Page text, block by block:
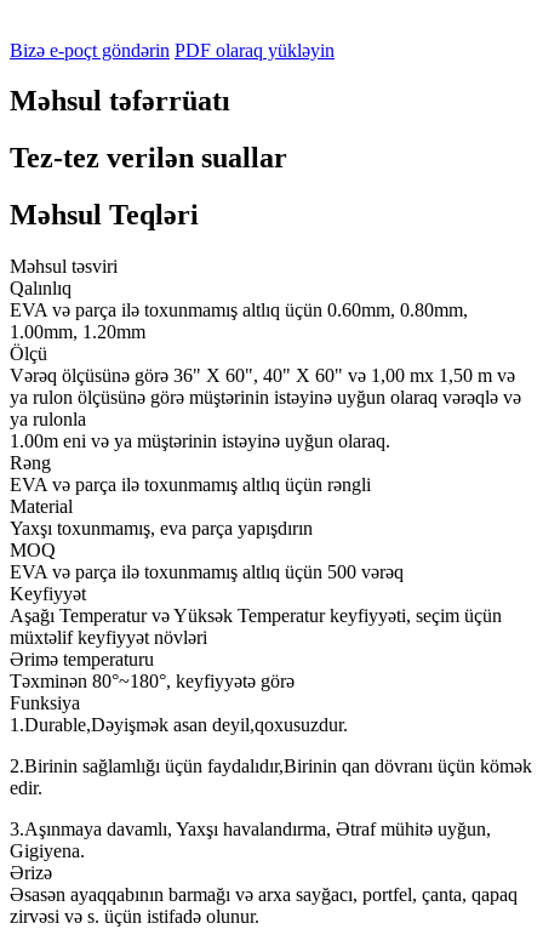
Bizə e-poçt göndərin PDF olaraq yükləyin
Məhsul təfərrüatı
Tez-tez verilən suallar
Məhsul Teqləri
Məhsul təsviri
Qalınlıq
EVA və parça ilə toxunmamış altlıq üçün 0.60mm, 0.80mm,
1.00mm, 1.20mm
Ölçü
Vərəq ölçüsünə görə 36" X 60", 40" X 60" və 1,00 mx 1,50 m və
ya rulon ölçüsünə görə müştərinin istəyinə uyğun olaraq vərəqlə və
ya rulonla
1.00m eni və ya müştərinin istəyinə uyğun olaraq.
Rəng
EVA və parça ilə toxunmamış altlıq üçün rəngli
Material
Yaxşı toxunmamış, eva parça yapışdırın
MOQ
EVA və parça ilə toxunmamış altlıq üçün 500 vərəq
Keyfiyyət
Aşağı Temperatur və Yüksək Temperatur keyfiyyəti, seçim üçün
müxtəlif keyfiyyət növləri
Ərimə temperaturu
Təxminən 80°~180°, keyfiyyətə görə
Funksiya
1.Durable,Dəyişmək asan deyil,qoxusuzdur.
2.Birinin sağlamlığı üçün faydalıdır,Birinin qan dövranı üçün kömək
edir.
3.Aşınmaya davamlı, Yaxşı havalandırma, Ətraf mühitə uyğun,
Gigiyena.
Ərizə
Əsasən ayaqqabının barmağı və arxa sayğacı, portfel, çanta, qapaq
zirvəsi və s. üçün istifadə olunur.